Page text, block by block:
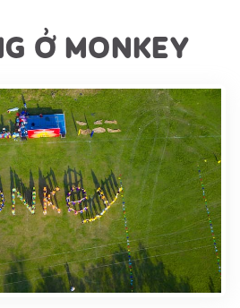
Ở MONKEY